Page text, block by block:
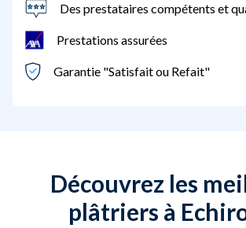
Des prestataires compétents et
Prestations assurées
Garantie "Satisfait ou Refait"
Découvrez les
plâtriers à